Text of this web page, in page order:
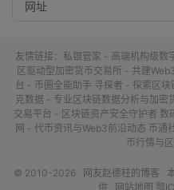
友情链接： 私银管家 - 高端机构级数
区驱动型加密货币交易所 - 共建
台 - 币圈全能助手 寻探者 - 探索区
克数据 - 专业区块链数据分析与加密
交易平台 - 区块链资产安全守护者 数
网 - 代币资讯与Web3前沿动态 币通
币行情与
© 2010-2026 网友赵德柱的博客
供
网站地图 鄂